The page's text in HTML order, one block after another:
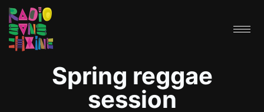
Spring reggae
session